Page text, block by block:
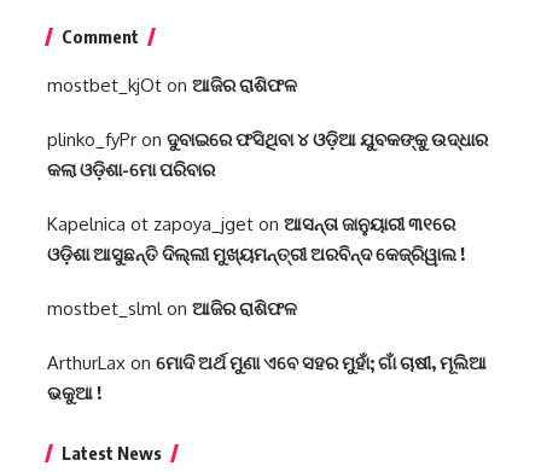
Comment
mostbet_kjOt on ଆଜିର ରାଶିଫଳ
plinko_fyPr on ଦୁବାଇରେ ଫସିଥିବା ୪ ଓଡ଼ିଆ ଯୁବକଙ୍କୁ ଉଦ୍ଧାର
କଲା ଓଡ଼ିଶା-ମୋ ପରିବାର
Kapelnica ot zapoya_jget on ଆସନ୍ତା ଜାନୁୟାରୀ ୩୧ରେ
ଓଡ଼ିଶା ଆସୁଛନ୍ତି ଦିଲ୍ଲୀ ମୁଖ୍ୟମନ୍ତ୍ରୀ ଅରବିନ୍ଦ କେଜ୍ରିୱାଲ !
mostbet_slmlon ଆଜିର ରାଶିଫଳ
ArthurLax on ମୋଦି ଅର୍ଥ ମୁଣା ଏବେ ସହର ମୁହାଁ; ଗାଁ ଚାଷୀ, ମୂଲିଆ
ଭକୁଆ !
Latest News